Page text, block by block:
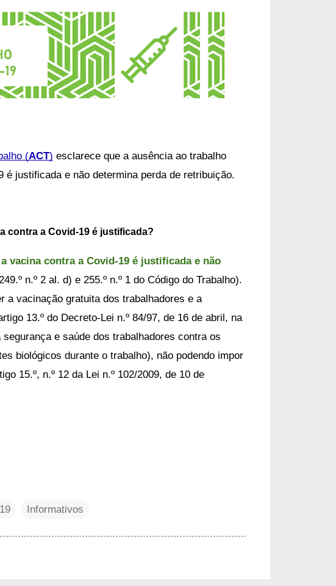
(ACT) esclarece que a ausência ao trabalho
justificada e não determina perda de retribuição.
contra a Covid-19 é justificada?
vacina contra a Covid-19 é justificada e não
n.º 2 al. d) e 255.º n.º 1 do Código do Trabalho).
a vacinação gratuita dos trabalhadores e a
13.º do Decreto-Lei n.º 84/97, de 16 de abril, na
e saúde dos trabalhadores contra os
biológicos durante o trabalho), não podendo impor
15.º, n.º 12 da Lei n.º 102/2009, de 10 de
Informativos